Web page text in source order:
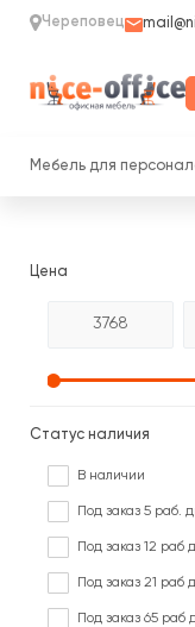
Череповец
Мебель для
Цена
Статус наличия
В наличии
Под заказ 5 раб.
Под заказ 12 раб
Под заказ 21 раб
Под заказ 65 раб